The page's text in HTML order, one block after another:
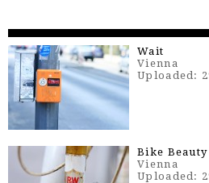
Wait
Vienna
Uploaded:
Bike Beauty
Vienna
Uploaded: